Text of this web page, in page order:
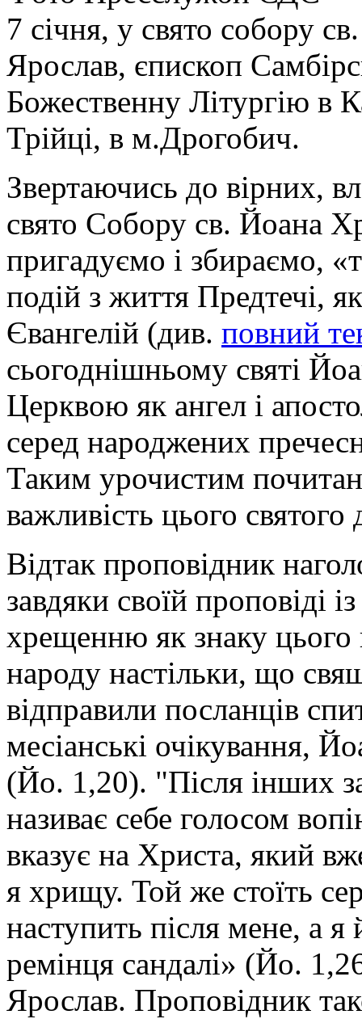
7 січня, у свято собору
Ярослав, єпископ
Божественну Літургію в
Трійці, в м.Дрогобич.
Звертаючись до вірних,
свято Собору св. Йоана
пригадуємо і збираємо,
подій з життя Предтечі,
Євангелій (див. повний
сьогоднішньому святі
Церквою як ангел і
серед народжених
Таким урочистим
важливість цього
Відтак проповідник
завдяки своїй проповіді
хрещенню як знаку цього
народу настільки, що
відправили посланців
месіанські очікування,
(Йо. 1,20). "Після інших
називає себе голосом
вказує на Христа, який
я хрищу. Той же стоїть
наступить після мене, а
ремінця сандалі» (Йо.
Ярослав. Проповідник